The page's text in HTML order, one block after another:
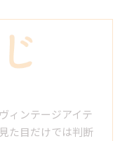
ィンテージアイテ
た目だけでは判断